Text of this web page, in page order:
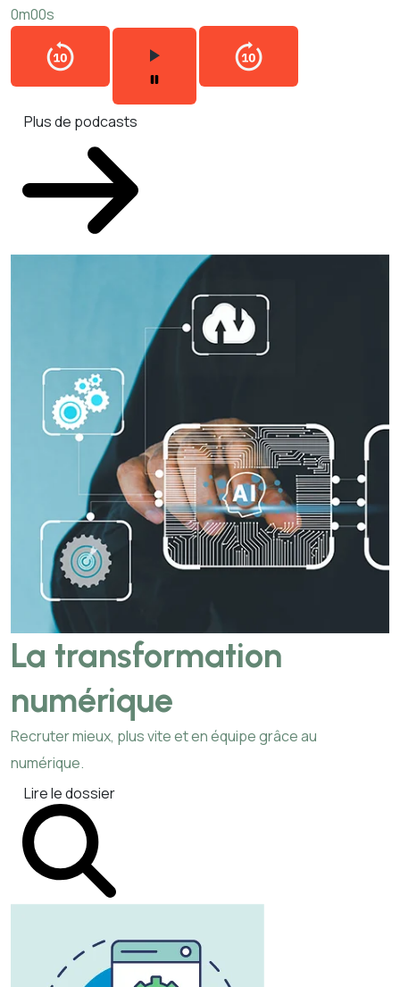
0m00s
Plus de podcasts
La transformation
numérique
Recruter mieux, plus vite et en équipe grâce au
numérique.
Lire le dossier